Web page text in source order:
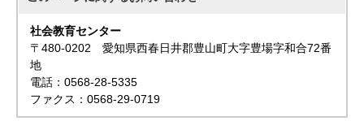
社会教育センター
〒480-0202 愛知県西春日井郡豊山町大字豊場字和合72番
地
電話：0568-28-5335
ファクス：0568-29-0719